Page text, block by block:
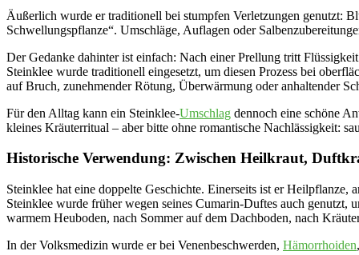
Äußerlich wurde er traditionell bei stumpfen Verletzungen genutzt:
Schwellungspflanze“. Umschläge, Auflagen oder
Der Gedanke dahinter ist einfach: Nach einer Prellung tritt
Steinklee wurde traditionell eingesetzt, um diesen Prozess bei
auf Bruch, zunehmender Rötung, Überwärmung oder anhaltender
Für den Alltag kann ein Steinklee-Umschlag dennoch eine schöne
kleines Kräuterritual – aber bitte ohne romantische Nachlässigkeit:
Historische Verwendung: Zwischen Heilkraut,
Steinklee hat eine doppelte Geschichte. Einerseits ist er
Steinklee wurde früher wegen seines Cumarin-Duftes auch genutzt,
warmem Heuboden, nach Sommer auf dem Dachboden, nach
In der Volksmedizin wurde er bei Venenbeschwerden, Hämorrhoiden